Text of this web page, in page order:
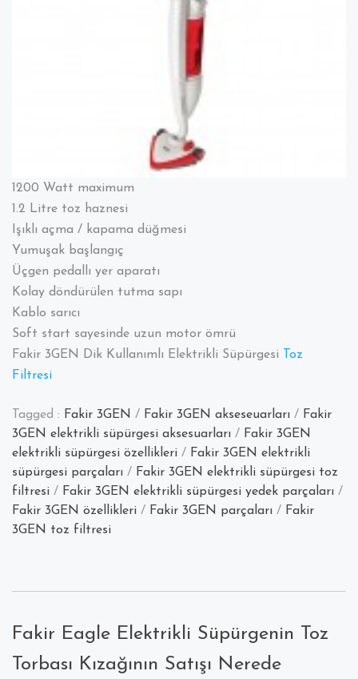
1200 Watt maximum
1.2 Litre toz haznesi
Işıklı açma / kapama düğmesi
Yumuşak başlangıç
Üçgen pedallı yer aparatı
Kolay döndürülen tutma sapı
Kablo sarıcı
Soft start sayesinde uzun motor ömrü
Fakir 3GEN Dik Kullanımlı Elektrikli Süpürgesi
Toz
Filtresi
Tagged : Fakir 3GEN / Fakir 3GEN akseseuarları / Fakir
3GEN elektrikli süpürgesi aksesuarları / Fakir 3GEN
elektrikli süpürgesi özellikleri / Fakir 3GEN elektrikli
süpürgesi parçaları / Fakir 3GEN elektrikli süpürgesi toz
filtresi / Fakir 3GEN elektrikli süpürgesi yedek parçaları /
Fakir 3GEN özellikleri / Fakir 3GEN parçaları / Fakir
3GEN toz filtresi
Fakir Eagle Elektrikli Süpürgenin Toz
Torbası Kızağının Satışı Nerede